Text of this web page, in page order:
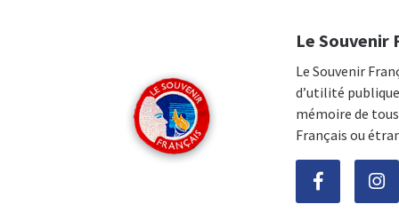
Le Souvenir
Le Souvenir
d’utilité
mémoire de
Français ou